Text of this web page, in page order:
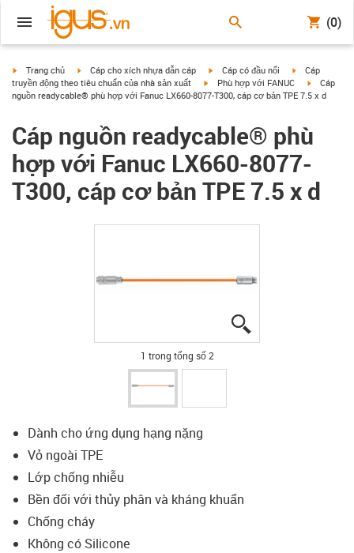
(0)
igus-icon-arrow-right
Trang chủ igus-icon-arrow-right
Cáp cho xích nhựa dẫn cáp igus-icon-arrow-right
Cáp có đầu nối igus-icon-
Cáp
truyền động theo tiêu chuẩn của nhà sản xuất
igus-icon-arrow-right
Phù hợp với FANUC igus-
Cáp
nguồn readycable® phù hợp với Fanuc LX660-8077-T300, cáp cơ bản TPE 7.5 x d
Cáp nguồn readycable® phù
hợp với Fanuc LX660-8077-
T300, cáp cơ bản TPE 7.5 x d
1 trong tổng số 2
Dành cho ứng dụng hạng nặng
Vỏ ngoài TPE
Lớp chống nhiễu
Bền đối với thủy phân và kháng khuẩn
Chống cháy
Không có Silicone